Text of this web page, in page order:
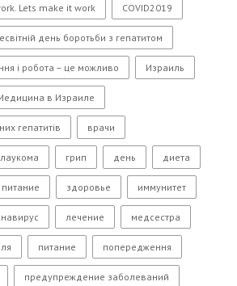
Lets make it work COVID2019
день боротьби з гепатитом
і робота – це можливо Израиль
в Израиле
гепатитів врачи
грип день диета
здоровье иммунитет
лечение медсестра
питание попередження
предупреждение заболеваний